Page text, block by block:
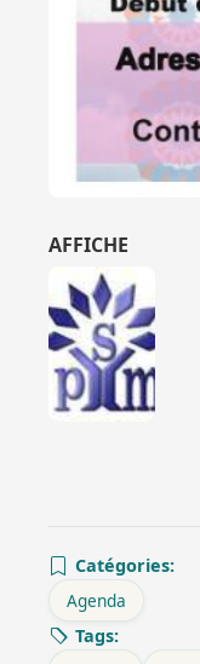
AFFICHE
Catégories:
Agenda
Tags: